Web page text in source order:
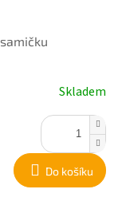
Skladem
Do košíku